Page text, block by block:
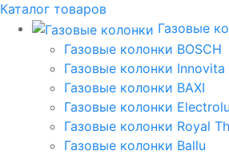
Каталог товаров
Газовые
Газовые колонки BOSCH
Газовые колонки Innovita
Газовые колонки BAXI
Газовые колонки
Газовые колонки Royal
Газовые колонки Ballu